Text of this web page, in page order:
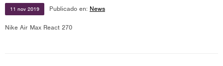
11 nov 2019 Publicado en: News
Nike Air Max React 270